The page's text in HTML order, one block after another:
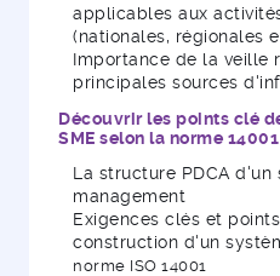
applicables aux
(nationales, régionales
Importance de la veille
principales sources
Découvrir les points clé
SME selon la norme 14001
La structure PDCA d'un
management
Exigences clés et
construction d'un
norme ISO 14001